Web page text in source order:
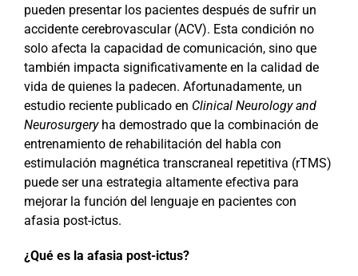
pueden presentar los pacientes después de sufrir un
accidente cerebrovascular (ACV). Esta condición no
solo afecta la capacidad de comunicación, sino que
también impacta significativamente en la calidad de
vida de quienes la padecen. Afortunadamente, un
estudio reciente publicado en Clinical Neurology and
Neurosurgeryha demostrado que la combinación de
entrenamiento de rehabilitación del habla con
estimulación magnética transcraneal repetitiva (rTMS)
puede ser una estrategia altamente efectiva para
mejorar la función del lenguaje en pacientes con
afasia post-ictus.
¿Qué es la afasia post-ictus?